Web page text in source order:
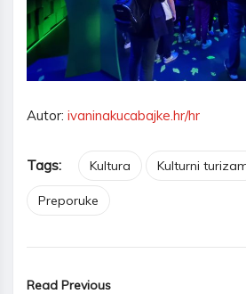
Autor: ivaninakucabajke.hr/hr
Tags: Kultura Kulturni
Preporuke
Read Previous